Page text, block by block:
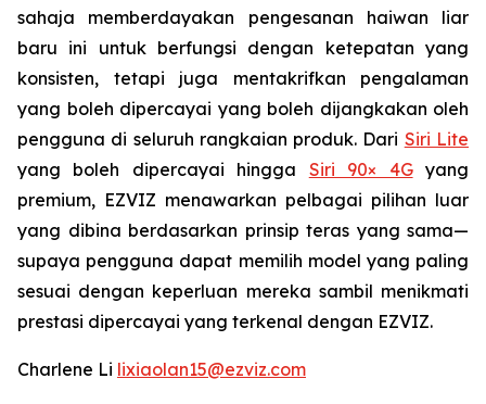
sahaja memberdayakan pengesanan haiwan liar
baru ini untuk berfungsi dengan ketepatan yang
konsisten, tetapi juga mentakrifkan pengalaman
yang boleh dipercayai yang boleh dijangkakan oleh
pengguna di seluruh rangkaian produk. Dari Siri Lite
yang boleh dipercayai hingga Siri 90× 4Gyang
premium, EZVIZ menawarkan pelbagai pilihan luar
yang dibina berdasarkan prinsip teras yang sama—
supaya pengguna dapat memilih model yang paling
sesuai dengan keperluan mereka sambil menikmati
prestasi dipercayai yang terkenal dengan EZVIZ.
Charlene Li lixiaolan15@ezviz.com